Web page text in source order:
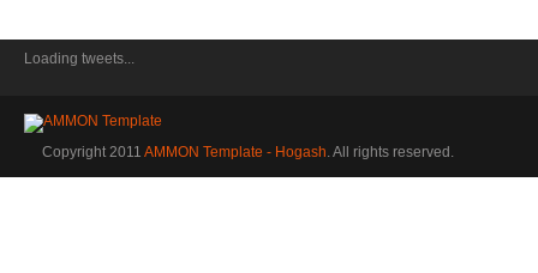
Loading tweets...
Copyright 2011 AMMON Template - Hogash. All rights reserved.